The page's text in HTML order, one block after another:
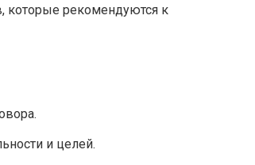
которые рекомендуются к
и целей.